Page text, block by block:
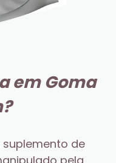
em Goma
de